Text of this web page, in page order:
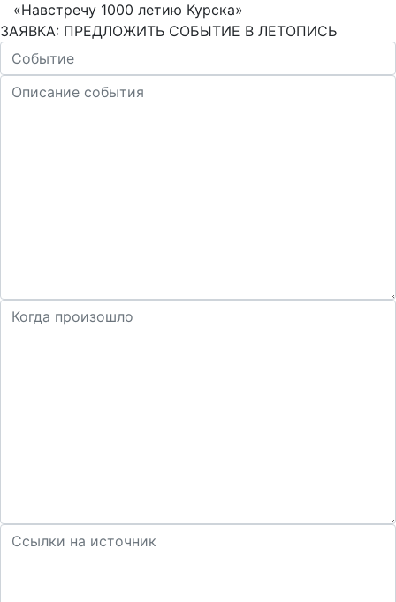
«Навстречу 1000 летию Курска»
ЗАЯВКА: ПРЕДЛОЖИТЬ СОБЫТИЕ В ЛЕТОПИСЬ